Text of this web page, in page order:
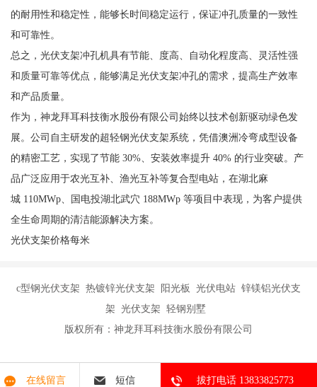
的耐用性和稳定性，能够长时间稳定运行，保证冲孔质量的一致性
和可靠性。
总之，光伏支架冲孔机具有节能、度高、自动化程度高、灵活性强
和质量可靠等优点，能够满足光伏支架冲孔的需求，提高生产效率
和产品质量。
作为，神龙拜耳科技衡水股份有限公司始终以技术创新驱动绿色发
展。公司自主研发的超轻钢光伏支架系统，凭借澳洲冷弯成型设备
的精密工艺，实现了节能 30%、安装效率提升 40% 的行业突破。产
品广泛应用于农光互补、渔光互补等复合型电站，在湖北麻
城 110MWp、国电投湖北武穴 188MWp 等项目中表现，为客户提供
全生命周期的清洁能源解决方案。
光伏支架价格每米
c型钢光伏支架 热镀锌光伏支架 阳光板 光伏电站 锌镁铝光伏支
架 光伏支架 轻钢别墅
版权所有：神龙拜耳科技衡水股份有限公司
在线留言 短信 拔打电话 13833825773